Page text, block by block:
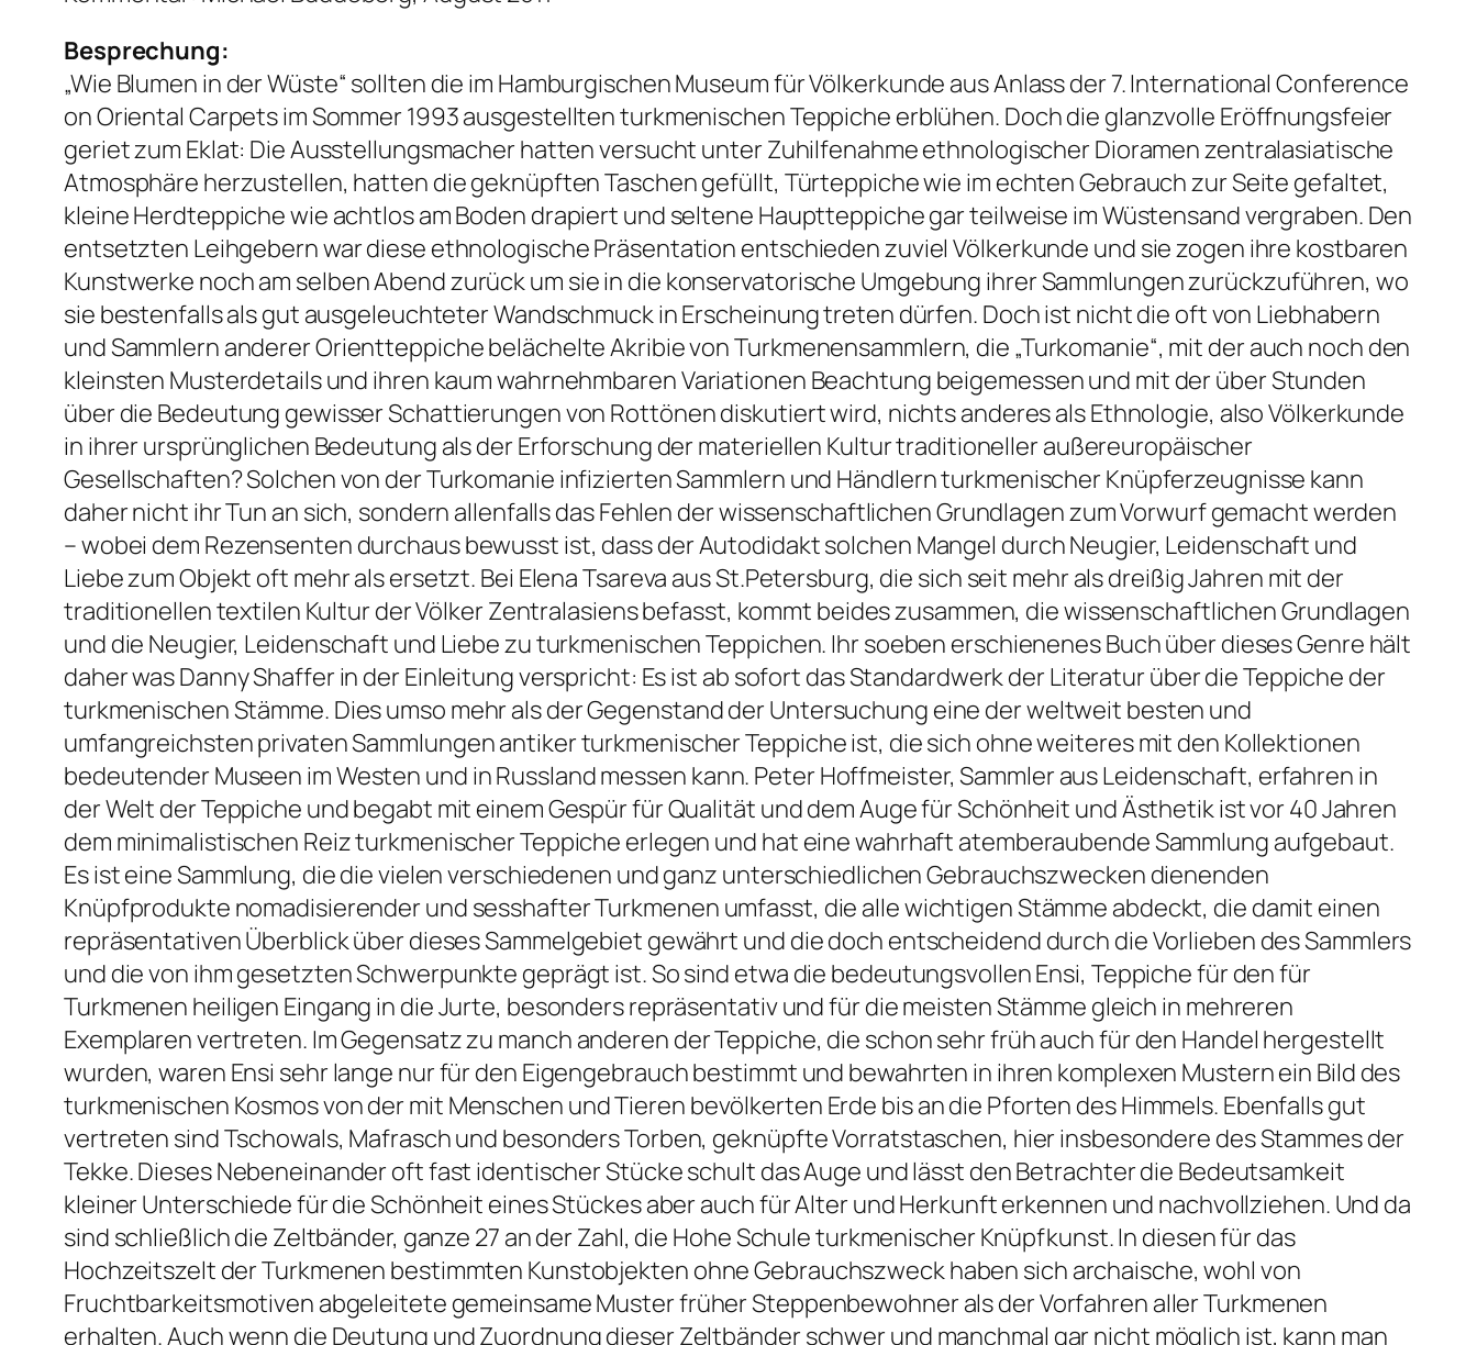
Besprechung:
„Wie Blumen in der Wüste“ sollten die im Hamburgischen Museum für Völkerkunde aus Anlass der 7. International Conference
on Oriental Carpets im Sommer 1993 ausgestellten turkmenischen Teppiche erblühen. Doch die glanzvolle Eröffnungsfeier
geriet zum Eklat: Die Ausstellungsmacher hatten versucht unter Zuhilfenahme ethnologischer Dioramen zentralasiatische
Atmosphäre herzustellen, hatten die geknüpften Taschen gefüllt, Türteppiche wie im echten Gebrauch zur Seite gefaltet,
kleine Herdteppiche wie achtlos am Boden drapiert und seltene Hauptteppiche gar teilweise im Wüstensand vergraben. Den
entsetzten Leihgebern war diese ethnologische Präsentation entschieden zuviel Völkerkunde und sie zogen ihre kostbaren
Kunstwerke noch am selben Abend zurück um sie in die konservatorische Umgebung ihrer Sammlungen zurückzuführen, wo
sie bestenfalls als gut ausgeleuchteter Wandschmuck in Erscheinung treten dürfen. Doch ist nicht die oft von Liebhabern
und Sammlern anderer Orientteppiche belächelte Akribie von Turkmenensammlern, die „Turkomanie“, mit der auch noch den
kleinsten Musterdetails und ihren kaum wahrnehmbaren Variationen Beachtung beigemessen und mit der über Stunden
über die Bedeutung gewisser Schattierungen von Rottönen diskutiert wird, nichts anderes als Ethnologie, also Völkerkunde
in ihrer ursprünglichen Bedeutung als der Erforschung der materiellen Kultur traditioneller außereuropäischer
Gesellschaften? Solchen von der Turkomanie infizierten Sammlern und Händlern turkmenischer Knüpferzeugnisse kann
daher nicht ihr Tun an sich, sondern allenfalls das Fehlen der wissenschaftlichen Grundlagen zum Vorwurf gemacht werden
– wobei dem Rezensenten durchaus bewusst ist, dass der Autodidakt solchen Mangel durch Neugier, Leidenschaft und
Liebe zum Objekt oft mehr als ersetzt. Bei Elena Tsareva aus St.Petersburg, die sich seit mehr als dreißig Jahren mit der
traditionellen textilen Kultur der Völker Zentralasiens befasst, kommt beides zusammen, die wissenschaftlichen Grundlagen
und die Neugier, Leidenschaft und Liebe zu turkmenischen Teppichen. Ihr soeben erschienenes Buch über dieses Genre hält
daher was Danny Shaffer in der Einleitung verspricht: Es ist ab sofort das Standardwerk der Literatur über die Teppiche der
turkmenischen Stämme. Dies umso mehr als der Gegenstand der Untersuchung eine der weltweit besten und
umfangreichsten privaten Sammlungen antiker turkmenischer Teppiche ist, die sich ohne weiteres mit den Kollektionen
bedeutender Museen im Westen und in Russland messen kann. Peter Hoffmeister, Sammler aus Leidenschaft, erfahren in
der Welt der Teppiche und begabt mit einem Gespür für Qualität und dem Auge für Schönheit und Ästhetik ist vor 40 Jahren
dem minimalistischen Reiz turkmenischer Teppiche erlegen und hat eine wahrhaft atemberaubende Sammlung aufgebaut.
Es ist eine Sammlung, die die vielen verschiedenen und ganz unterschiedlichen Gebrauchszwecken dienenden
Knüpfprodukte nomadisierender und sesshafter Turkmenen umfasst, die alle wichtigen Stämme abdeckt, die damit einen
repräsentativen Überblick über dieses Sammelgebiet gewährt und die doch entscheidend durch die Vorlieben des Sammlers
und die von ihm gesetzten Schwerpunkte geprägt ist. So sind etwa die bedeutungsvollen Ensi, Teppiche für den für
Turkmenen heiligen Eingang in die Jurte, besonders repräsentativ und für die meisten Stämme gleich in mehreren
Exemplaren vertreten. Im Gegensatz zu manch anderen der Teppiche, die schon sehr früh auch für den Handel hergestellt
wurden, waren Ensi sehr lange nur für den Eigengebrauch bestimmt und bewahrten in ihren komplexen Mustern ein Bild des
turkmenischen Kosmos von der mit Menschen und Tieren bevölkerten Erde bis an die Pforten des Himmels. Ebenfalls gut
vertreten sind Tschowals, Mafrasch und besonders Torben, geknüpfte Vorratstaschen, hier insbesondere des Stammes der
Tekke. Dieses Nebeneinander oft fast identischer Stücke schult das Auge und lässt den Betrachter die Bedeutsamkeit
kleiner Unterschiede für die Schönheit eines Stückes aber auch für Alter und Herkunft erkennen und nachvollziehen. Und da
sind schließlich die Zeltbänder, ganze 27 an der Zahl, die Hohe Schule turkmenischer Knüpfkunst. In diesen für das
Hochzeitszelt der Turkmenen bestimmten Kunstobjekten ohne Gebrauchszweck haben sich archaische, wohl von
Fruchtbarkeitsmotiven abgeleitete gemeinsame Muster früher Steppenbewohner als der Vorfahren aller Turkmenen
erhalten. Auch wenn die Deutung und Zuordnung dieser Zeltbänder schwer und manchmal gar nicht möglich ist, kann man